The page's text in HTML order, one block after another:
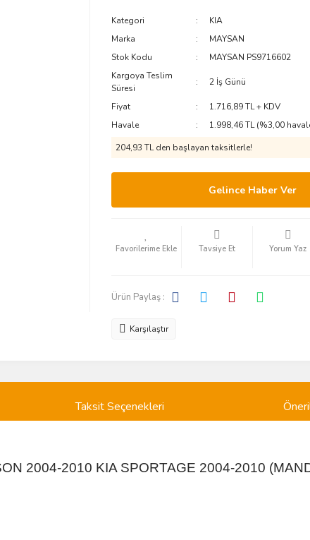
Kategori
KIA
Marka
MAYSAN
Stok Kodu
MAYSAN PS9716602
Kargoya Teslim
Süresi
2 İş Günü
Fiyat
1.716,89 TL + KDV
Havale
1.998,46 TL (%3,00
204,93 TL den başlayan taksitlerle!
Gelince Haber Ver
Tavsiye Et Yorum Yaz
Ürün Paylaş :
Karşılaştır
Taksit Seçenekleri
2004-2010 KIA SPORTAGE 2004-2010